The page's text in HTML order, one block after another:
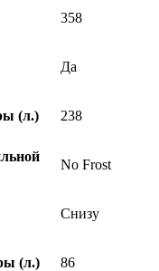
358
Да
(л.) 238
No Frost
Снизу
(л.) 86